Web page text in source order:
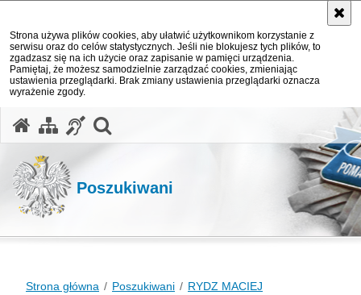
Strona używa plików cookies, aby ułatwić użytkownikom korzystanie z
serwisu oraz do celów statystycznych. Jeśli nie blokujesz tych plików, to
zgadzasz się na ich użycie oraz zapisanie w pamięci urządzenia.
Pamiętaj, że możesz samodzielnie zarządzać cookies, zmieniając
ustawienia przeglądarki. Brak zmiany ustawienia przeglądarki oznacza
wyrażenie zgody.
Poszukiwani
Strona główna Poszukiwani RYDZ MACIEJ